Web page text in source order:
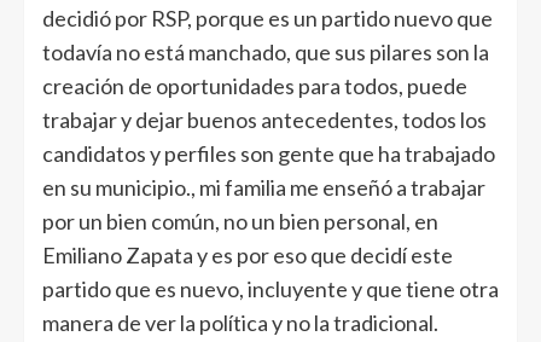
decidió por RSP, porque es un partido nuevo que
todavía no está manchado, que sus pilares son la
creación de oportunidades para todos, puede
trabajar y dejar buenos antecedentes, todos los
candidatos y perfiles son gente que ha trabajado
en su municipio., mi familia me enseñó a trabajar
por un bien común, no un bien personal, en
Emiliano Zapata y es por eso que decidí este
partido que es nuevo, incluyente y que tiene otra
manera de ver la política y no la tradicional.